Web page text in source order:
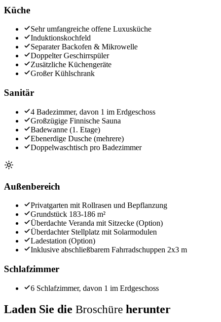
Küche
Sehr umfangreiche offene Luxusküche
Induktionskochfeld
Separater Backofen & Mikrowelle
Doppelter Geschirrspüler
Zusätzliche Küchengeräte
Großer Kühlschrank
Sanitär
4 Badezimmer, davon 1 im Erdgeschoss
Großzügige Finnische Sauna
Badewanne (1. Etage)
Ebenerdige Dusche (mehrere)
Doppelwaschtisch pro Badezimmer
Außenbereich
Privatgarten mit Rollrasen und Bepflanzung
Grundstück 183-186 m²
Überdachte Veranda mit Sitzecke (Option)
Überdachter Stellplatz mit Solarmodulen
Ladestation (Option)
Inklusive abschließbarem Fahrradschuppen 2x3 m
Schlafzimmer
6 Schlafzimmer, davon 1 im Erdgeschoss
Laden Sie die Broschüre herunter